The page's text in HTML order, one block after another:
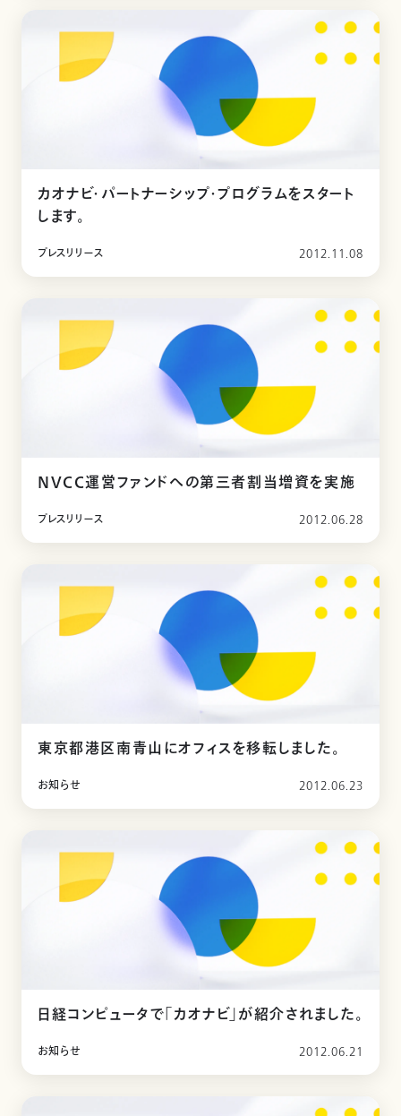
カオナビ・パートナーシップ・プログラムをスタート
します。
プレスリリース 2012.11.08
NVCC運営ファンドへの第三者割当増資を実施
プレスリリース 2012.06.28
東京都港区南青山にオフィスを移転しました。
お知らせ 2012.06.23
日経コンピュータで「カオナビ」が紹介されました。
お知らせ 2012.06.21